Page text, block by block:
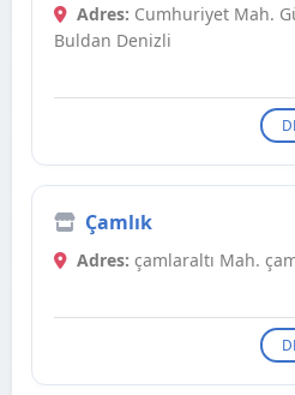
Adres: Cumhuriyet Mah.
Buldan Denizli
Çamlık
Adres: çamlaraltı Mah.